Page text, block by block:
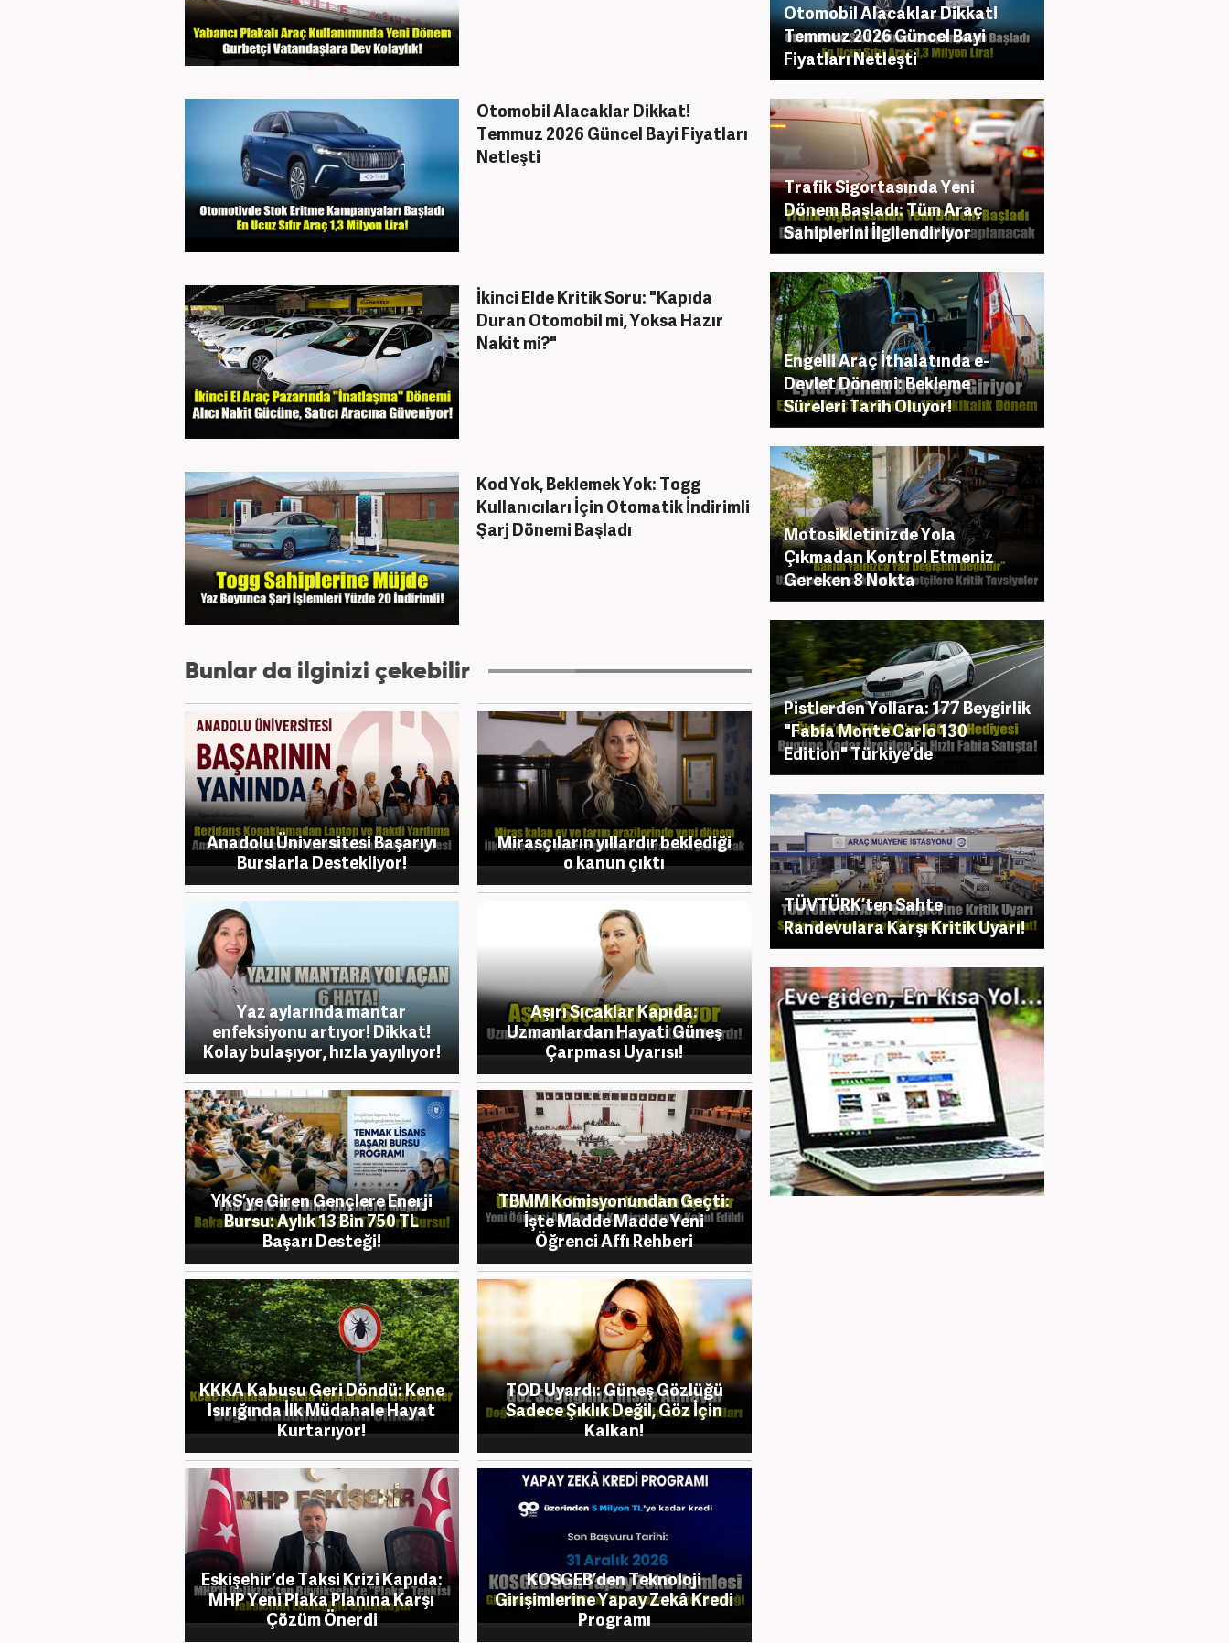
Otomobil Alacaklar Dikkat!
Temmuz 2026 Güncel Bayi Fiyatları
Netleşti
İkinci Elde Kritik Soru: "Kapıda
Duran Otomobil mi, Yoksa Hazır
Nakit mi?"
Kod Yok, Beklemek Yok: Togg
Kullanıcıları İçin Otomatik İndirimli
Şarj Dönemi Başladı
Bunlar da ilginizi çekebilir
Anadolu Üniversitesi Başarıyı
Burslarla Destekliyor!
Mirasçıların yıllardır beklediği
o kanun çıktı
Yaz aylarında mantar
enfeksiyonu artıyor! Dikkat!
Kolay bulaşıyor, hızla yayılıyor!
Aşırı Sıcaklar Kapıda:
Uzmanlardan Hayati Güneş
Çarpması Uyarısı!
YKS’ye Giren Gençlere Enerji
Bursu: Aylık 13 Bin 750 TL
Başarı Desteği!
TBMM Komisyonundan Geçti:
İşte Madde Madde Yeni
Öğrenci Affı Rehberi
KKKA Kabusu Geri Döndü: Kene
Isırığında İlk Müdahale Hayat
Kurtarıyor!
TOD Uyardı: Güneş Gözlüğü
Sadece Şıklık Değil, Göz İçin
Kalkan!
Eskişehir’de Taksi Krizi Kapıda:
MHP Yeni Plaka Planına Karşı
Çözüm Önerdi
KOSGEB’den Teknoloji
Girişimlerine Yapay Zekâ Kredi
Programı
Otomobil Alacaklar Dikkat!
Temmuz 2026 Güncel Bayi
Fiyatları Netleşti
Trafik Sigortasında Yeni
Dönem Başladı: Tüm Araç
Sahiplerini İlgilendiriyor
Engelli Araç İthalatında e-
Devlet Dönemi: Bekleme
Süreleri Tarih Oluyor!
Motosikletinizde Yola
Çıkmadan Kontrol Etmeniz
Gereken 8 Nokta
Pistlerden Yollara: 177 Beygirlik
"Fabia Monte Carlo 130
Edition" Türkiye’de
TÜVTÜRK’ten Sahte
Randevulara Karşı Kritik Uyarı!